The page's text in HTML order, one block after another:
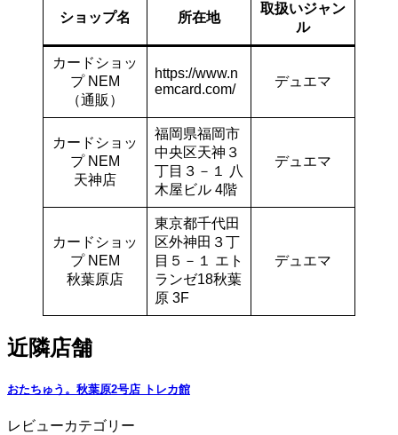
ショップ名 所在地
取扱いジャン
ル
カードショッ
プ NEM
（通販）
https://www.n
emcard.com/
デュエマ
カードショッ
プ NEM
天神店
福岡県福岡市
中央区天神３
丁目３－１ 八
木屋ビル 4階
デュエマ
カードショッ
プ NEM
秋葉原店
東京都千代田
区外神田３丁
目５－１ エト
ランゼ18秋葉
原 3F
デュエマ
近隣店舗
おたちゅう。秋葉原2号店 トレカ館
レビューカテゴリー